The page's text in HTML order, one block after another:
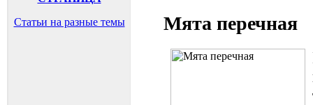
Статьи на разные темы
Мята перечная